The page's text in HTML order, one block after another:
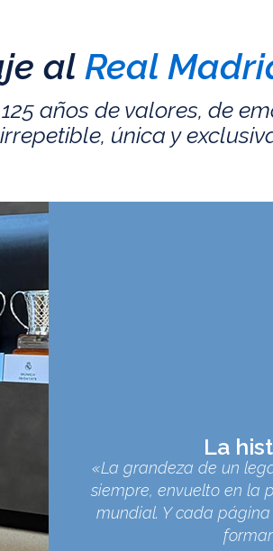
al Real
años de valores, de
única y
La
«La grandeza de un
siempre, envuelto en la
mundial. Y cada